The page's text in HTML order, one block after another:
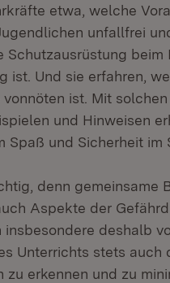
etwa, welche
unfallfrei
Schutzausrüstung
ist. Und sie erfahren,
ist. Mit
und Hinweisen
Spaß und Sicherheit im
denn gemeinsame
Aspekte der
insbesondere deshalb
Unterrichts stets auch
zu erkennen und zu